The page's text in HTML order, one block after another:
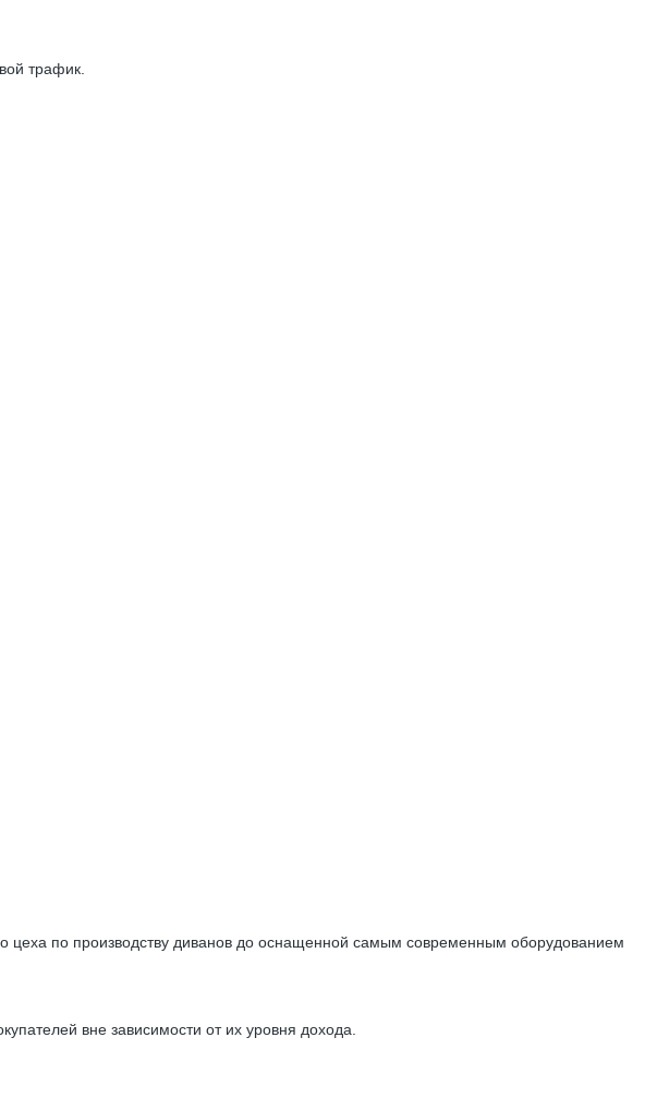
трафик.
цеха по производству диванов до оснащенной самым современным оборудованием
вне зависимости от их уровня дохода.